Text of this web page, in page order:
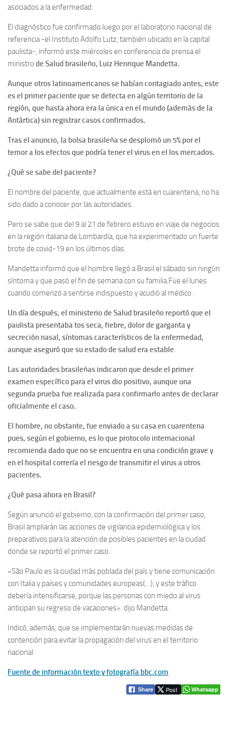
asociados a la enfermedad.
El diagnóstico fue confirmado luego por el laboratorio nacional de
referencia -el Instituto Adolfo Lutz, también ubicado en la capital
paulista-, informó este miércoles en conferencia de prensa el
ministro de Salud brasileño, Luiz Henrique Mandetta.
Aunque otros latinoamericanos se habían contagiado antes, este
es el primer paciente que se detecta en algún territorio de la
región, que hasta ahora era la única en el mundo (además de la
Antártica) sin registrar casos confirmados.
Tras el anuncio, la bolsa brasileña se desplomó un 5% por el
temor a los efectos que podría tener el virus en el los mercados.
¿Qué se sabe del paciente?
El nombre del paciente, que actualmente está en cuarentena, no ha
sido dado a conocer por las autoridades.
Pero se sabe que del 9 al 21 de febrero estuvo en viaje de negocios
en la región italiana de Lombardía, que ha experimentado un fuerte
brote de covid-19 en los últimos días.
Mandetta informó que el hombre llegó a Brasil el sábado sin ningún
síntoma y que pasó el fin de semana con su familia.Fue el lunes
cuando comenzó a sentirse indispuesto y acudió al médico.
Un día después, el ministerio de Salud brasileño reportó que el
paulista presentaba tos seca, fiebre, dolor de garganta y
secreción nasal, síntomas característicos de la enfermedad,
aunque aseguró que su estado de salud era estable
Las autoridades brasileñas indicaron que desde el primer
examen específico para el virus dio positivo, aunque una
segunda prueba fue realizada para confirmarlo antes de declarar
oficialmente el caso.
El hombre, no obstante, fue enviado a su casa en cuarentena
pues, según el gobierno, es lo que protocolo internacional
recomienda dado que no se encuentra en una condición grave y
en el hospital correría el riesgo de transmitir el virus a otros
pacientes.
¿Qué pasa ahora en Brasil?
Según anunció el gobierno, con la confirmación del primer caso,
Brasil ampliarán las acciones de vigilancia epidemiológica y los
preparativos para la atención de posibles pacientes en la ciudad
donde se reportó el primer caso.
«São Paulo es la ciudad más poblada del país y tiene comunicación
con Italia y países y comunidades europeas(…), y este tráfico
debería intensificarse, porque las personas con miedo al virus
anticipan su regreso de vacaciones». dijo Mandetta.
Indicó, además, que se implementarán nuevas medidas de
contención para evitar la propagación del virus en el territorio
nacional.
Fuente de información texto y fotografía bbc.com
Share Post Whatsapp